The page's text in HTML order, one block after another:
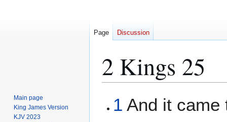
2 Kings 25
toto
1 And it came
Page Discussion
Main page
King James Version
KJV 2023